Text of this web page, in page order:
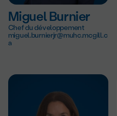
Miguel Burnier
Chef du développement
miguel.burnierjr@muhc.mcgill.c
a